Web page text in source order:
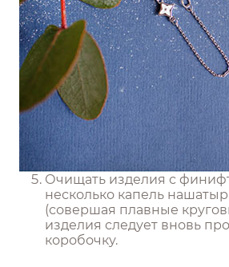
Очищать изделия с
несколько капель
(совершая плавные
изделия следует вновь
коробочку.